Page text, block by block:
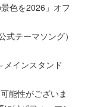
色を2026」オフ
テーマソング）
メインスタンド
能性がございま